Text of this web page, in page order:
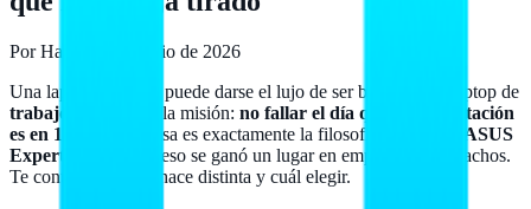
PorHailan
3 de julio de 2026
Una laptop personal puede darse el lujo de ser bonita. Una laptop de
trabajo
tiene una sola misión: no fallar el día que la presentación
es en 10 minutos
. Esa es exactamente la filosofía de la línea
ASUS
ExpertBook
, y por eso se ganó un lugar en empresas y despachos.
Te contamos qué la hace distinta y cuál elegir.